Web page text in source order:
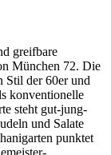
greifbare
München 72. Die
Stil der 60er und
konventionelle
steht gut-jung-
und Salate
punktet